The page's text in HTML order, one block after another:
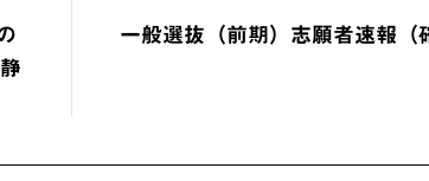
一般選抜（前期）志願者速報（